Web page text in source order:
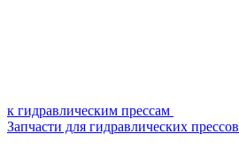
к гидравлическим прессам
Запчасти для гидравлических прессов